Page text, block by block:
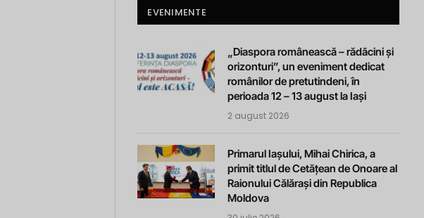
EVENIMENTE
„Diaspora românească – rădăcini și
orizonturi”, un eveniment dedicat
românilor de pretutindeni, în
perioada 12 – 13 august la Iași
2 august 2026
Primarul Iașului, Mihai Chirica, a
primit titlul de Cetățean de Onoare al
Raionului Călărași din Republica
Moldova